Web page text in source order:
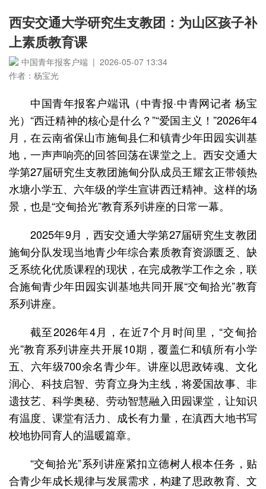
西安交通大学研究生支教团：为山区孩子补
上素质教育课
中国青年报客户端 | 2026-05-07 13:34
作者：杨宝光
中国青年报客户端讯（中青报·中青网记者 杨宝
光）“西迁精神的核心是什么？”“爱国主义！”2026年4
月，在云南省保山市施甸县仁和镇青少年田园实训基
地，一声声响亮的回答回荡在课堂之上。西安交通大
学第27届研究生支教团施甸分队成员王耀玄正带领热
水塘小学五、六年级的学生宣讲西迁精神。这样的场
景，也是“交甸拾光”教育系列讲座的日常一幕。
2025年9月，西安交通大学第27届研究生支教团
施甸分队发现当地青少年综合素质教育资源匮乏、缺
乏系统化优质课程的现状，在完成教学工作之余，联
合施甸青少年田园实训基地共同开展“交甸拾光”教育
系列讲座。
截至2026年4月，在近7个月时间里，“交甸拾
光”教育系列讲座共开展10期，覆盖仁和镇所有小学
五、六年级700余名青少年。讲座以思政铸魂、文化
润心、科技启智、劳育立身为主线，将爱国故事、非
遗技艺、科学奥秘、劳动智慧融入田园课堂，让知识
有温度、课堂有活力、成长有力量，在滇西大地书写
校地协同育人的温暖篇章。
“交甸拾光”系列讲座紧扣立德树人根本任务，贴
合青少年成长规律与发展需求，构建了思政教育、文